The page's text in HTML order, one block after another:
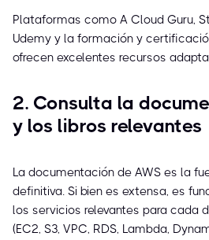
Plataformas como A Cloud Guru,
Udemy y la formación y
ofrecen excelentes recursos
2. Consulta la
y los libros relevantes
La documentación de AWS es la
definitiva. Si bien es extensa, es
los servicios relevantes para cada
(EC2, S3, VPC, RDS, Lambda,